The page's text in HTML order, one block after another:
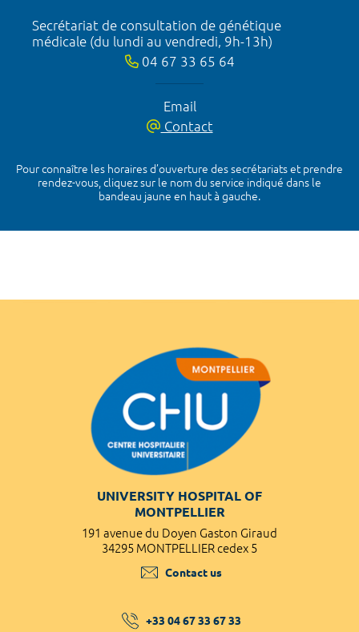
Secrétariat de consultation de génétique
médicale (du lundi au vendredi, 9h-13h)
04 67 33 65 64
Email
Contact
Pour connaître les horaires d’ouverture des secrétariats et prendre
rendez-vous, cliquez sur le nom du service indiqué dans le
bandeau jaune en haut à gauche.
UNIVERSITY HOSPITAL OF
MONTPELLIER
191 avenue du Doyen Gaston Giraud
34295 MONTPELLIER cedex 5
Contact us
+33 04 67 33 67 33